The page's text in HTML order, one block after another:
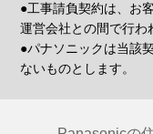
●工事請負契約は、お
運営会社との間で行わ
●パナソニックは当該
ないものとします。